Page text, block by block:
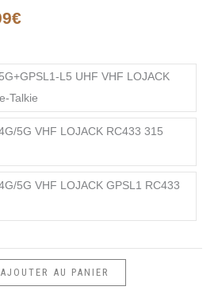
€
L5 UHF VHF LOJACK
Talkie
5G VHF LOJACK RC433 315
5G VHF LOJACK GPSL1 RC433
AJOUTER AU PANIER